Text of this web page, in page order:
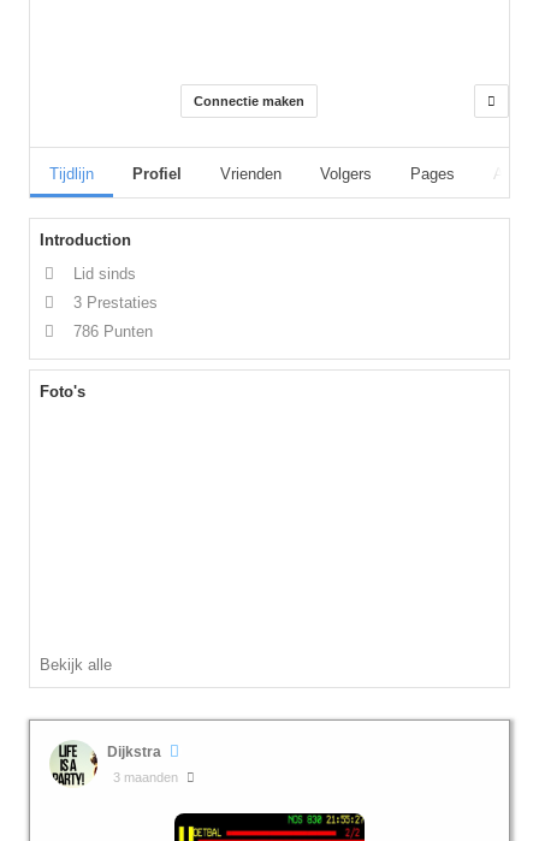
Connectie maken
Tijdlijn Profiel Vrienden Volgers Pages
Introduction
Lid sinds
3 Prestaties
786 Punten
Foto's
Bekijk alle
Dijkstra
3 maanden